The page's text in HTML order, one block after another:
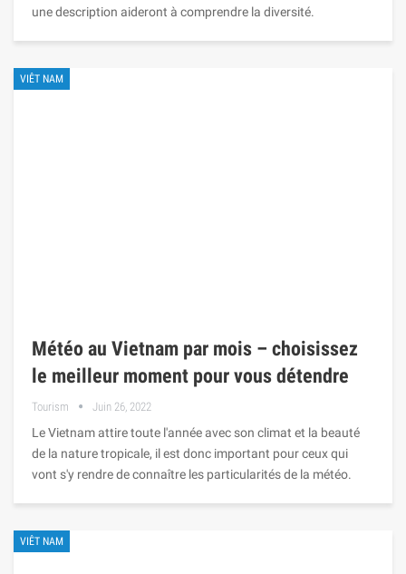
une description aideront à comprendre la diversité.
VIÊT NAM
Météo au Vietnam par mois – choisissez
le meilleur moment pour vous détendre
Tourism Juin 26, 2022
Le Vietnam attire toute l'année avec son climat et la beauté
de la nature tropicale, il est donc important pour ceux qui
vont s'y rendre de connaître les particularités de la météo.
VIÊT NAM